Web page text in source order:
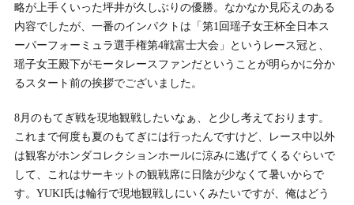
略が上手くいった坪井が久しぶりの優勝。なかなか見応えのある
内容でしたが、一番のインパクトは「第1回瑶子女王杯全日本ス
ーパーフォーミュラ選手権第4戦富士大会」というレース冠と、
瑶子女王殿下がモータレースファンだということが明らかに分か
るスタート前の挨拶でございました。
8月のもてぎ戦を現地観戦したいなぁ、と少し考えております。
これまで何度も夏のもてぎには行ったんですけど、レース中以外
は観客がホンダコレクションホールに涼みに逃げてくるぐらいで
して、これはサーキットの観戦席に日陰が少なくて暑いからで
す。YUKI氏は輪行で現地観戦しにいくみたいですが、俺はどう